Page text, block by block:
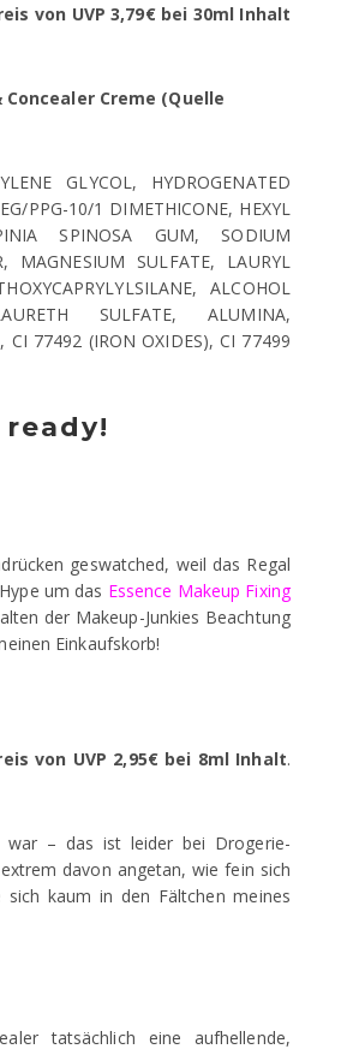
von UVP 3,79€ bei 30ml Inhalt
Creme (Quelle
GLYCOL, HYDROGENATED
PPG-10/1 DIMETHICONE, HEXYL
SPINOSA GUM, SODIUM
MAGNESIUM SULFATE, LAURYL
ALCOHOL
SULFATE, ALUMINA,
CI 77492 (IRON OXIDES), CI 77499
geswatched, weil das Regal
um das Essence Makeup Fixing
der Makeup-Junkies Beachtung
Einkaufskorb!
von UVP 2,95€ bei 8ml Inhalt.
war – das ist leider bei Drogerie-
davon angetan, wie fein sich
kaum in den Fältchen meines
tatsächlich eine aufhellende,